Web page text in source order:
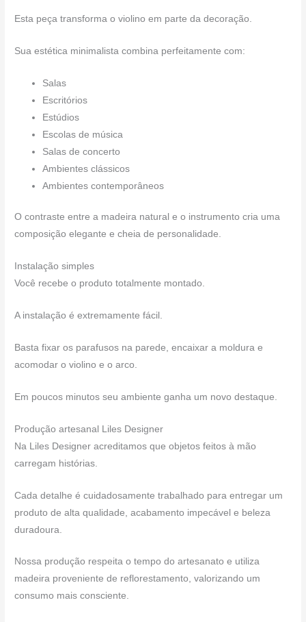
Esta peça transforma o violino em parte da decoração.
Sua estética minimalista combina perfeitamente com:
Salas
Escritórios
Estúdios
Escolas de música
Salas de concerto
Ambientes clássicos
Ambientes contemporâneos
O contraste entre a madeira natural e o instrumento cria uma
composição elegante e cheia de personalidade.
Instalação simples
Você recebe o produto totalmente montado.
A instalação é extremamente fácil.
Basta fixar os parafusos na parede, encaixar a moldura e
acomodar o violino e o arco.
Em poucos minutos seu ambiente ganha um novo destaque.
Produção artesanal Liles Designer
Na Liles Designer acreditamos que objetos feitos à mão
carregam histórias.
Cada detalhe é cuidadosamente trabalhado para entregar um
produto de alta qualidade, acabamento impecável e beleza
duradoura.
Nossa produção respeita o tempo do artesanato e utiliza
madeira proveniente de reflorestamento, valorizando um
consumo mais consciente.